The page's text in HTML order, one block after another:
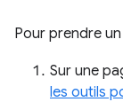
Pour prendre
Sur une
les outils